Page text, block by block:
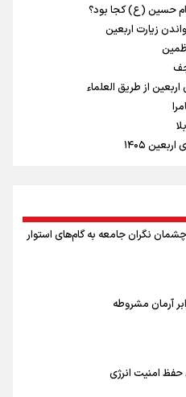
حسین (ع) کجا بود؟
زیارت اربعین
از طریق العلماء
۱۴۰۵
نگران جامعه به گام‌های استوار
آرمان مشروطه
حفظ امنیت انرژی